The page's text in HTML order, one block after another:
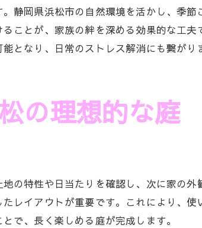
後悔を防ぐコツ
のポイント
の自然豊かなガーデン
れ方のポイント
イガーデンの活用法
デンの工夫
静岡県浜松市の自然環境を活かし、季
ことが、家族の絆を深める効果的な工夫
となり、日常のストレス解消にも繋がり
の理想的な庭
の特性や日当たりを確認し、次に家の外
レイアウトが重要です。これにより、
で、長く楽しめる庭が完成します。